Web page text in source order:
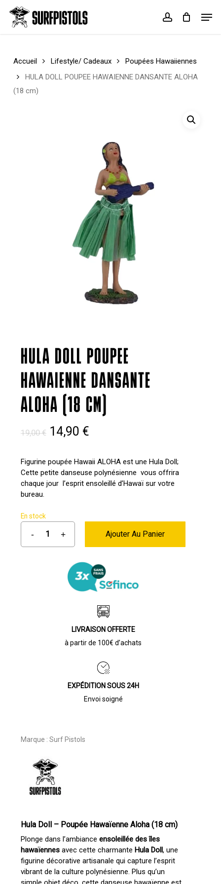
main
account
Cart Close
Accueil Lifestyle/ Cadeaux
Poupées Hawaiiennes
HULA DOLL POUPEE HAWAIENNE DANSANTE ALOHA
(18 cm)
HULA DOLL POUPEE
HAWAIENNE DANSANTE
ALOHA (18 CM)
19,00€ Le
initial
était :
19,00 €.
14,90 €Le
actuel
est :
14,90 €.
Figurine poupée Hawaii ALOHA est une Hula Doll;
Cette petite danseuse polynésienne vous offrira
chaque jour l’esprit ensoleillé d’Hawaï sur votre
bureau.
En stock
Ajouter Au Panier
LIVRAISON OFFERTE
à partir de 100€ d’achats
EXPÉDITION SOUS 24H
Envoi soigné
Marque : Surf Pistols
Hula Doll – Poupée Hawaïenne Aloha (18 cm)
Plonge dans l’ambiance ensoleillée des îles
hawaïennesavec cette charmante Hula Doll, une
figurine décorative artisanale qui capture l’esprit
vibrant de la culture polynésienne. Plus qu’un